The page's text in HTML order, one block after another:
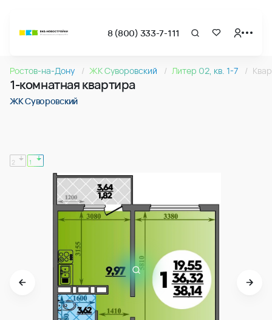
8 (800) 333-7-111
Квартира № 075 в ЖК Суворовский : подъезд 1, этаж 8,
1-комнатная квартира 38.14м2 в ЖК Суворовский, №075
1-комнатная квартира 38.14м2 в ЖК Суворовский, №075
Ростов-на-Дону ЖК Суворовский Литер 02, кв. 1-7
1-комнатная квартира
ЖК Суворовский